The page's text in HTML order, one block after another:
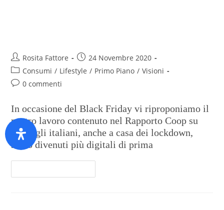
Rosita Fattore
24 Novembre 2020
Consumi / Lifestyle / Primo Piano / Visioni
0 commenti
In occasione del Black Friday vi riproponiamo il
nostro lavoro contenuto nel Rapporto Coop su
come gli italiani, anche a casa dei lockdown,
siano divenuti più digitali di prima